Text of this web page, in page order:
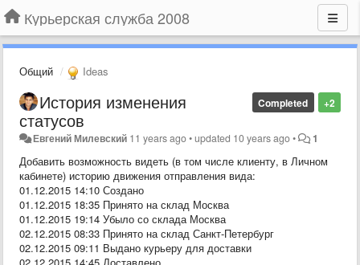
Курьерская служба 2008
Общий Ideas
+2
Completed
История изменения
статусов
Евгений Милевский 11 years ago•updated 10 years ago• 1
Добавить возможность видеть (в том числе клиенту, в Личном
кабинете) историю движения отправления вида:
01.12.2015 14:10 Создано
01.12.2015 18:35 Принято на склад Москва
01.12.2015 19:14 Убыло со склада Москва
02.12.2015 08:33 Принято на склад Санкт-Петербург
02.12.2015 09:11 Выдано курьеру для доставки
02.12.2015 14:45 Доставлено